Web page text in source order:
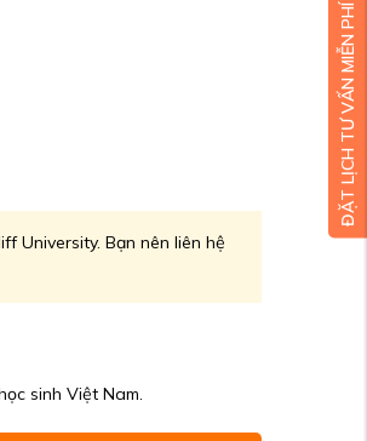
University. Bạn nên liên hệ
sinh Việt Nam.
ĐẶT LỊCH TƯ VẤN MIỄN PHÍ